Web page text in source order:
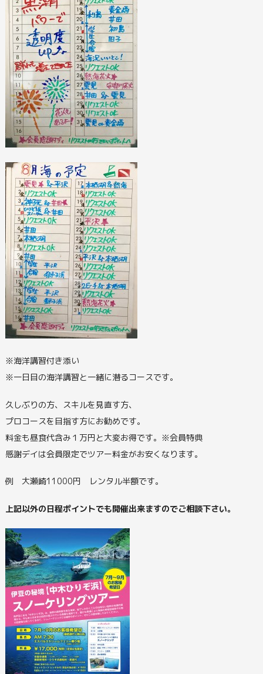
※海洋講習付き添い
※一日目の海洋講習と一緒に潜るコースです。
久しぶりの方、スキルを見直す方、
プロコースを目指す方にお勧めです。
料金も昼食代含み１万円と大変お得です。※会員特典
感謝デイは会員限定でツアー料金がお安くなります。
例 大瀬崎11000円 レンタル半額です。
上記以外の日程ポイントでも開催出来ますのでご相談下さい。